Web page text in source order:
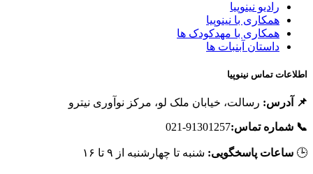
رادیو نینوپیا
همکاری با نینوپیا
همکاری با مهدکودک ها
داستان آبنبات ها
تماس نینوپیا
آدرس: رسالت، خیابان ملک لو، مرکز نوآوری نیترو
شماره تماس: 91301257-021
ساعات پاسخگویی: شنبه تا چهارشنبه از ۹ تا ۱۶